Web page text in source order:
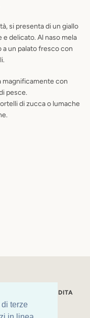
terze
si presenta di un giallo
delicato. Al naso mela
un palato fresco con
magnificamente con
pesce.
di zucca o lumache
DI VENDITA
LEGAL